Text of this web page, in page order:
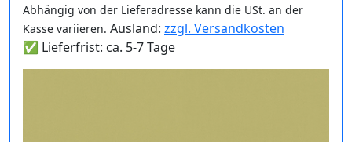
Abhängig von der Lieferadresse kann die USt. an der
Kasse variieren. Ausland: zzgl. Versandkosten
✅ Lieferfrist: ca. 5-7 Tage